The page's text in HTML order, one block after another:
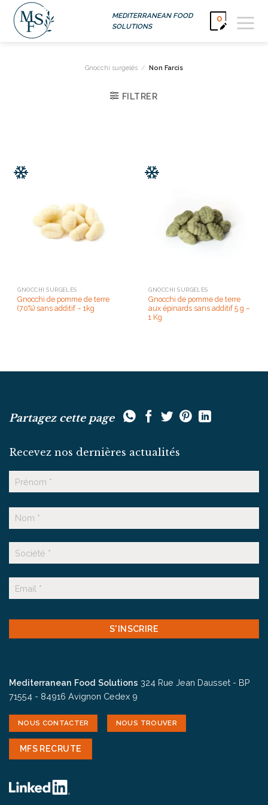
Passer
contenu
MEDITERRANEAN FOOD
SOLUTIONS
0
Gnocchi surgelés / Non Farcis
FILTRER
GNOCCHI SURGELÉS
Gnocchi de pomme de terre
(70%) sans additif – 1kg
GNOCCHI SURGELÉS
Gnocchi de pomme de terre
aux épinards sans additif 5 g –
1 Kg
Partagez cette page
Recevez nos dernières actualités
Prénom
Nom
Suffixe
mail
CAPTCHA
Mediterranean Food Solutions 324 Rue Jean Dausset - BP
71554 - 84916 Avignon Cedex 9
NOUS CONTACTER NOUS TROUVER
MFS RECRUTE